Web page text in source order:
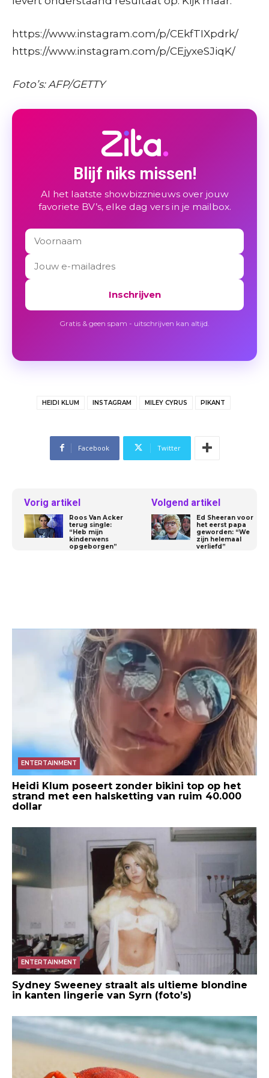
https://www.instagram.com/p/CEkfTIXpdrk/
https://www.instagram.com/p/CEjyxeSJiqK/
Foto’s: AFP/GETTY
Blijf niks missen!
Al het laatste showbizznieuws over jouw
favoriete BV’s, elke dag vers in je mailbox.
Inschrijven
Gratis & geen spam - uitschrijven kan altijd.
HEIDI KLUM INSTAGRAM MILEY CYRUS PIKANT
Facebook Twitter
Vorig artikel
Roos Van Acker
terug single:
“Heb mijn
kinderwens
opgeborgen”
Volgend artikel
Ed Sheeran voor
het eerst papa
geworden: “We
zijn helemaal
verliefd”
ENTERTAINMENT
Heidi Klum poseert zonder bikini top op het
strand met een halsketting van ruim 40.000
dollar
ENTERTAINMENT
Sydney Sweeney straalt als ultieme blondine
in kanten lingerie van Syrn (foto’s)